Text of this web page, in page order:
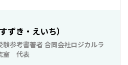
ずき・えいち）
験参考書著者 合同会社ロジカルラ
室 代表